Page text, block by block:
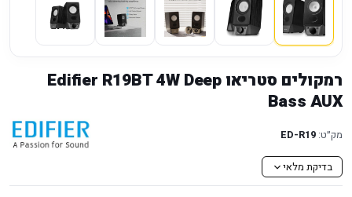
רמקולים סטריאו Edifier R19BT 4W Deep
Bass AUX
מק״ט: ED-R19
בדיקת מלאי